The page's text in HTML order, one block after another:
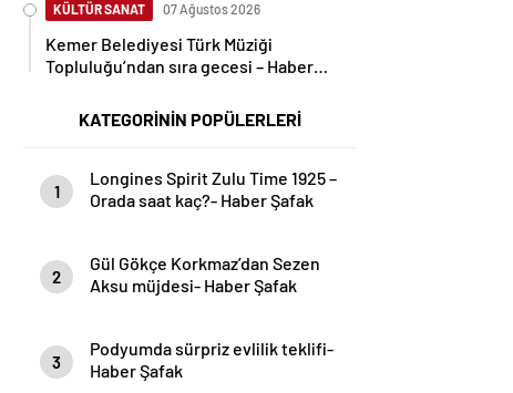
KÜLTÜR SANAT 07 Ağustos 2026
Kemer Belediyesi Türk Müziği
Topluluğu’ndan sıra gecesi – Haber
KATEGORİNİN POPÜLERLERİ
1
Longines Spirit Zulu Time 1925 –
Orada saat kaç?- Haber Şafak
2
Gül Gökçe Korkmaz’dan Sezen
Aksu müjdesi- Haber Şafak
3
Podyumda sürpriz evlilik teklifi-
Haber Şafak